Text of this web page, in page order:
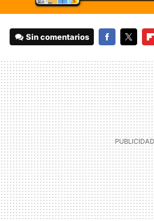
Sin comentarios